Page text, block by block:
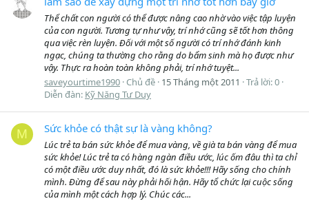
Thể chất con người có thể được nâng cao nhờ vào việc tập luyện
của con người. Tương tự như vậy, trí nhớ cũng sẽ tốt hơn thông
qua việc rèn luyện. Đối với một số người có trí nhớ đánh kinh
ngạc, chúng ta thường cho rằng do bẩm sinh mà họ được như
vậy. Thực ra hoàn toàn không phải, trí nhớ tuyệt...
saveyourtime1990 Chủ đề 15 Tháng một 2011
Trả lời: 0
Diễn đàn: Kỹ Năng Tư Duy
M Sức khỏe có thật sự là vàng không?
Lúc trẻ ta bán sức khỏe để mua vàng, về già ta bán vàng để mua
sức khỏe! Lúc trẻ ta có hàng ngàn điều ước, lúc ốm đâu thì ta chỉ
có một điều ước duy nhất, đó là sức khỏe!!! Hãy sống cho chính
mình. Đừng để sau này phải hối hận. Hãy tổ chức lại cuộc sống
của mình một cách hợp lý. Chúc các...